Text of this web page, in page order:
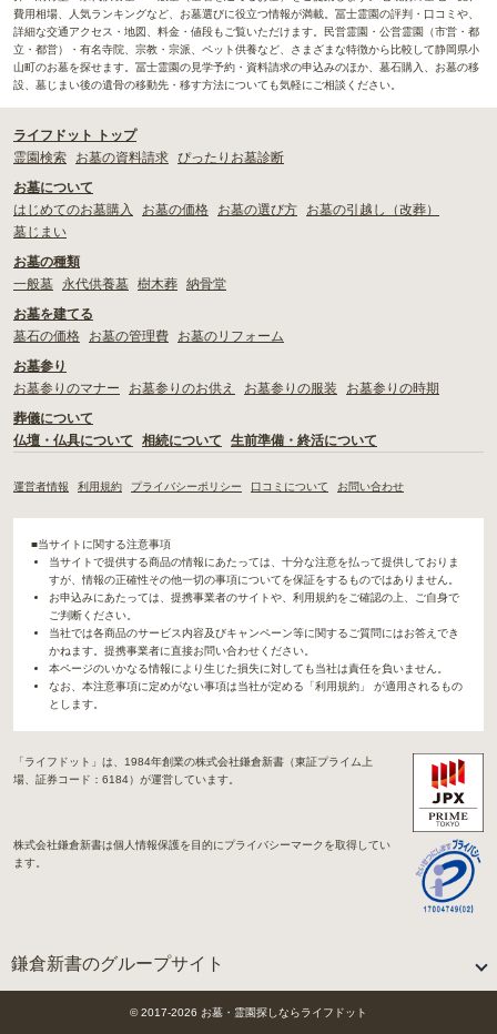
費用相場、人気ランキングなど、お墓選びに役立つ情報が満載。冨士霊園の評判・口コミや、
詳細な交通アクセス・地図、料金・値段もご覧いただけます。民営霊園・公営霊園（市営・都
立・都営）・有名寺院、宗教・宗派、ペット供養など、さまざまな特徴から比較して静岡県小
山町のお墓を探せます。冨士霊園の見学予約・資料請求の申込みのほか、墓石購入、お墓の移
設、墓じまい後の遺骨の移動先・移す方法についても気軽にご相談ください。
ライフドット トップ
霊園検索
お墓の資料請求 ぴったりお墓診断
お墓について
はじめてのお墓購入
お墓の価格 お墓の選び方
お墓の引越し（改葬）
墓じまい
お墓の種類
一般墓
永代供養墓 樹木葬 納骨堂
お墓を建てる
墓石の価格
お墓の管理費
お墓のリフォーム
お墓参り
お墓参りのマナー
お墓参りのお供え お墓参りの服装
お墓参りの時期
葬儀について
仏壇・仏具について
相続について 生前準備・終活について
運営者情報 利用規約 プライバシーポリシー 口コミについて お問い合わせ
■当サイトに関する注意事項
当サイトで提供する商品の情報にあたっては、十分な注意を払って提供しておりま
すが、情報の正確性その他一切の事項についてを保証をするものではありません。
お申込みにあたっては、提携事業者のサイトや、利用規約をご確認の上、ご自身で
ご判断ください。
当社では各商品のサービス内容及びキャンペーン等に関するご質問にはお答えでき
かねます。提携事業者に直接お問い合わせください。
本ページのいかなる情報により生じた損失に対しても当社は責任を負いません。
なお、本注意事項に定めがない事項は当社が定める「利用規約」 が適用されるもの
とします。
「ライフドット」は、1984年創業の株式会社鎌倉新書（東証プライム上
場、証券コード：6184）が運営しています。
株式会社鎌倉新書は個人情報保護を目的にプライバシーマークを取得してい
ます。
鎌倉新書のグループサイト
「Life.（ライフドット）」関連サイト
© 2017-2026 お墓・霊園探しならライフドット